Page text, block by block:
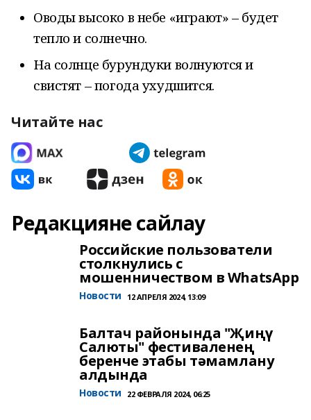
Оводы высоко в небе «играют» – будет
тепло и солнечно.
На солнце бурундуки волнуются и
свистят – погода ухудшится.
Читайте нас
Редакцияне сайлау
Российские пользователи
столкнулись с
мошенничеством в WhatsApp
Новости 12 АПРЕЛЯ 2024, 13:09
Балтач районында "Җиңү
Салюты" фестиваленең
беренче этабы тәмамлану
алдында
Новости 22 ФЕВРАЛЯ 2024, 06:25